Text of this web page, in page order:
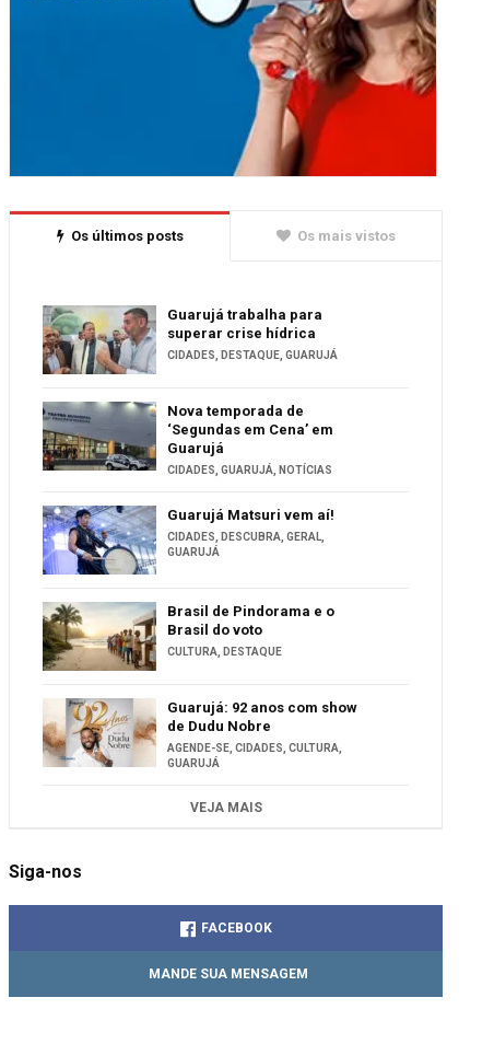
Os últimos posts Os mais vistos
Guarujá trabalha para
superar crise hídrica
CIDADES, DESTAQUE,GUARUJÁ
Nova temporada de
‘Segundas em Cena’ em
Guarujá
CIDADES,GUARUJÁ, NOTÍCIAS
Guarujá Matsuri vem aí!
CIDADES, DESCUBRA,GERAL,
GUARUJÁ
Brasil de Pindorama e o
Brasil do voto
CULTURA, DESTAQUE
Guarujá: 92 anos com show
de Dudu Nobre
AGENDE-SE,CIDADES,CULTURA,
GUARUJÁ
VEJA MAIS
Siga-nos
FACEBOOK
MANDE SUA MENSAGEM